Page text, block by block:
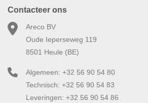
Contacteer ons
Areco BV
Oude Ieperseweg 119
8501 Heule (BE)
Algemeen: +32 56 90 54 80
Technisch: +32 56 90 54 83
Leveringen: +32 56 90 54 86